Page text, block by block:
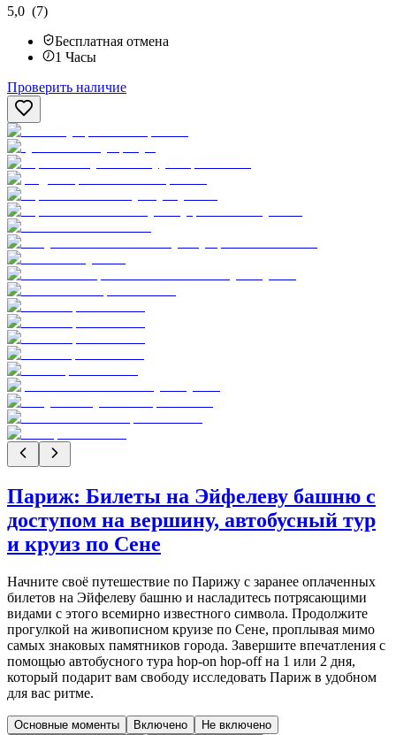
5,0 (7)
Бесплатная отмена
1 Часы
Проверить наличие
Париж: Билеты на Эйфелеву башню с
доступом на вершину, автобусный тур
и круиз по Сене
Начните своё путешествие по Парижу с заранее оплаченных
билетов на Эйфелеву башню и насладитесь потрясающими
видами с этого всемирно известного символа. Продолжите
прогулкой на живописном круизе по Сене, проплывая мимо
самых знаковых памятников города. Завершите впечатления с
помощью автобусного тура hop-on hop-off на 1 или 2 дня,
который подарит вам свободу исследовать Париж в удобном
для вас ритме.
Основные моменты Включено
Не включено